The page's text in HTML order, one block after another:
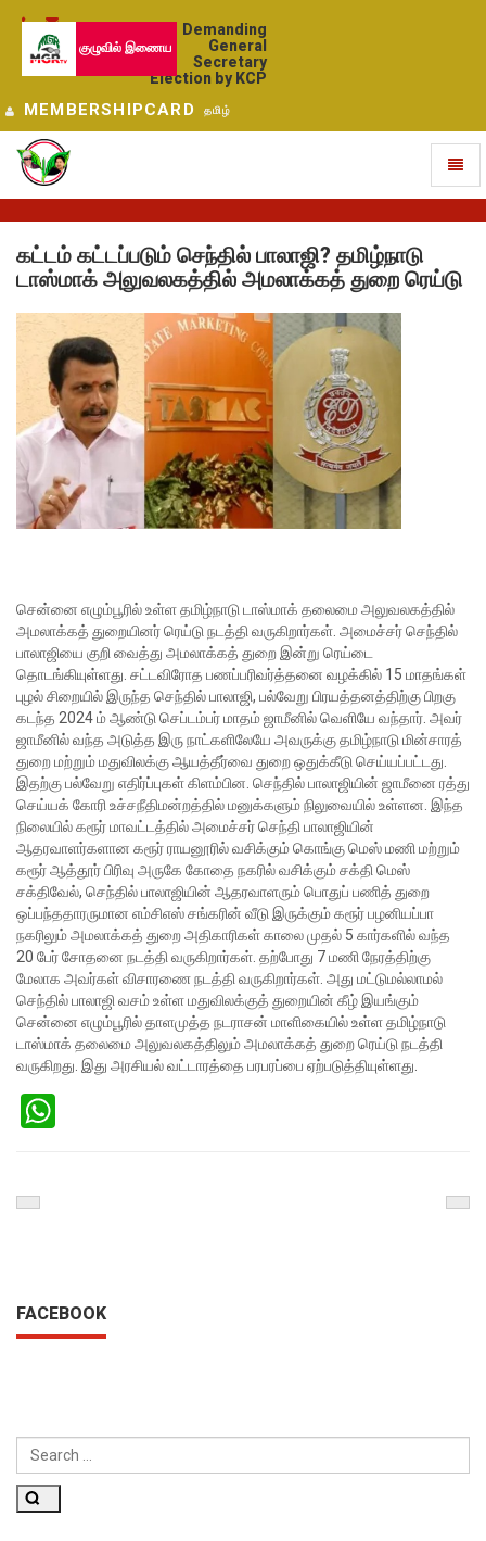
Demanding
General
Secretary
Election by KCP
MEMBERSHIPCARD தமிழ்
கட்டம் கட்டப்படும் செந்தில் பாலாஜி? தமிழ்நாடு
டாஸ்மாக் அலுவலகத்தில் அமலாக்கத் துறை ரெய்டு
சென்னை எழும்பூரில் உள்ள தமிழ்நாடு டாஸ்மாக் தலைமை அலுவலகத்தில்
அமலாக்கத் துறையினர் ரெய்டு நடத்தி வருகிறார்கள். அமைச்சர் செந்தில்
பாலாஜியை குறி வைத்து அமலாக்கத் துறை இன்று ரெய்டை
தொடங்கியுள்ளது. சட்டவிரோத பணப்பரிவர்த்தனை வழக்கில் 15 மாதங்கள்
புழல் சிறையில் இருந்த செந்தில் பாலாஜி, பல்வேறு பிரயத்தனத்திற்கு பிறகு
கடந்த 2024 ம் ஆண்டு செப்டம்பர் மாதம் ஜாமீனில் வெளியே வந்தார். அவர்
ஜாமீனில் வந்த அடுத்த இரு நாட்களிலேயே அவருக்கு தமிழ்நாடு மின்சாரத்
துறை மற்றும் மதுவிலக்கு ஆயத்தீர்வை துறை ஒதுக்கீடு செய்யப்பட்டது.
இதற்கு பல்வேறு எதிர்ப்புகள் கிளம்பின. செந்தில் பாலாஜியின் ஜாமீனை ரத்து
செய்யக் கோரி உச்சநீதிமன்றத்தில் மனுக்களும் நிலுவையில் உள்ளன. இந்த
நிலையில் கரூர் மாவட்டத்தில் அமைச்சர் செந்தி பாலாஜியின்
ஆதரவாளர்களான கரூர் ராயனூரில் வசிக்கும் கொங்கு மெஸ் மணி மற்றும்
கரூர் ஆத்தூர் பிரிவு அருகே கோதை நகரில் வசிக்கும் சக்தி மெஸ்
சக்திவேல், செந்தில் பாலாஜியின் ஆதரவாளரும் பொதுப் பணித் துறை
ஒப்பந்ததாரருமான எம்சிஎஸ் சங்கரின் வீடு இருக்கும் கரூர் பழனியப்பா
நகரிலும் அமலாக்கத் துறை அதிகாரிகள் காலை முதல் 5 கார்களில் வந்த
20 பேர் சோதனை நடத்தி வருகிறார்கள். தற்போது 7 மணி நேரத்திற்கு
மேலாக அவர்கள் விசாரணை நடத்தி வருகிறார்கள். அது மட்டுமல்லாமல்
செந்தில் பாலாஜி வசம் உள்ள மதுவிலக்குத் துறையின் கீழ் இயங்கும்
சென்னை எழும்பூரில் தாளமுத்த நடராசன் மாளிகையில் உள்ள தமிழ்நாடு
டாஸ்மாக் தலைமை அலுவலகத்திலும் அமலாக்கத் துறை ரெய்டு நடத்தி
வருகிறது. இது அரசியல் வட்டாரத்தை பரபரப்பை ஏற்படுத்தியுள்ளது.
Previous
FACEBOOK
குழுவில் இணைய